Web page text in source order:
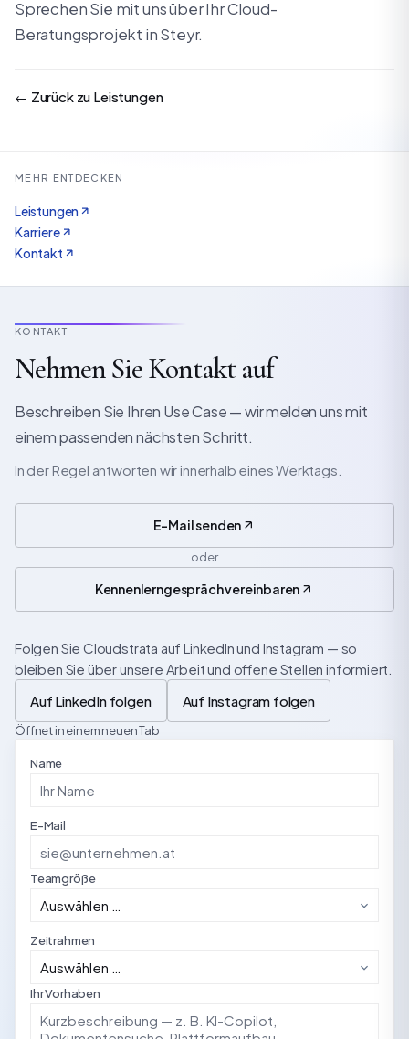
Sprechen Sie mit uns über Ihr Cloud-
Beratungsprojekt in Steyr.
← Zurück zu Leistungen
MEHR ENTDECKEN
Leistungen
Karriere
Kontakt
KONTAKT
Nehmen Sie Kontakt auf
Beschreiben Sie Ihren Use Case — wir melden uns mit
einem passenden nächsten Schritt.
In der Regel antworten wir innerhalb eines Werktags.
E-Mail senden
oder
Kennenlerngespräch vereinbaren
Folgen Sie Cloudstrata auf LinkedIn und Instagram — so
bleiben Sie über unsere Arbeit und offene Stellen informiert.
Auf LinkedIn folgen
Auf Instagram folgen
Öffnet in einem neuen Tab
Name
E-Mail
Teamgröße
Zeitrahmen
Ihr Vorhaben